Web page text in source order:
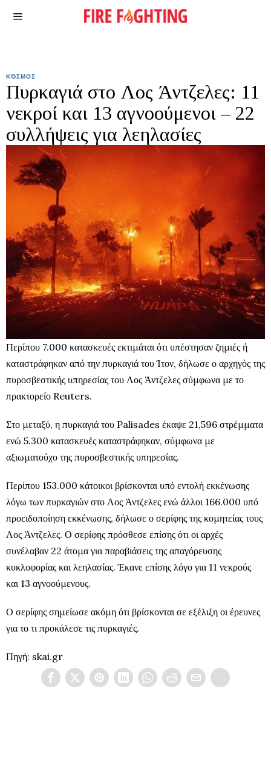
ΚΌΣΜΟΣ
Πυρκαγιά στο Λος Άντζελες: 11
νεκροί και 13 αγνοούμενοι – 22
συλλήψεις για λεηλασίες
Περίπου 7.000 κατασκευές εκτιμάται ότι υπέστησαν ζημιές ή
καταστράφηκαν από την πυρκαγιά του Ίτον, δήλωσε ο αρχηγός της
πυροσβεστικής υπηρεσίας του Λος Άντζελες σύμφωνα με το
πρακτορείο Reuters.
Στο μεταξύ, η πυρκαγιά του Palisades έκαψε 21,596 στρέμματα
ενώ 5.300 κατασκευές καταστράφηκαν, σύμφωνα με
αξιωματούχο της πυροσβεστικής υπηρεσίας.
Περίπου 153.000 κάτοικοι βρίσκονται υπό εντολή εκκένωσης
λόγω των πυρκαγιών στο Λος Άντζελες ενώ άλλοι 166.000 υπό
προειδοποίηση εκκένωσης, δήλωσε ο σερίφης της κομητείας τους
Λος Άντζελες. Ο σερίφης πρόσθεσε επίσης ότι οι αρχές
συνέλαβαν 22 άτομα για παραβιάσεις της απαγόρευσης
κυκλοφορίας και λεηλασίας. Έκανε επίσης λόγο για 11 νεκρούς
και 13 αγνοούμενους.
Ο σερίφης σημείωσε ακόμη ότι βρίσκονται σε εξέλιξη οι έρευνες
για το τι προκάλεσε τις πυρκαγιές.
Πηγή: skai.gr